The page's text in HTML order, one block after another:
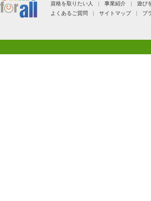
資格を取りたい人 | 事業紹介 | 遊び
よくあるご質問
| サイトマップ | プ